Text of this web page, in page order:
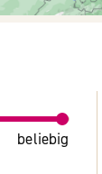
beliebig